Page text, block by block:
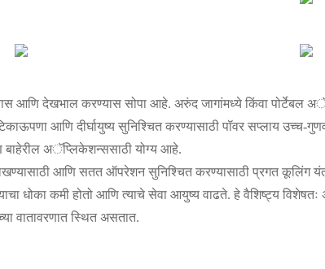
आणि देखभाल करण्यास सोपा आहे. अरुंद जागांमध्ये किंवा पोर्टेबल
आणि दीर्घायुष्य सुनिश्चित करण्यासाठी पॉवर सप्लाय उच्च-
बाहेरील अॅप्लिकेशन्ससाठी योग्य आहे.
आणि सतत ऑपरेशन सुनिश्चित करण्यासाठी प्रगत कूलिंग
धोका कमी होतो आणि त्याचे सेवा आयुष्य वाढते. हे वैशिष्ट्य
वातावरणात स्थित असतात.